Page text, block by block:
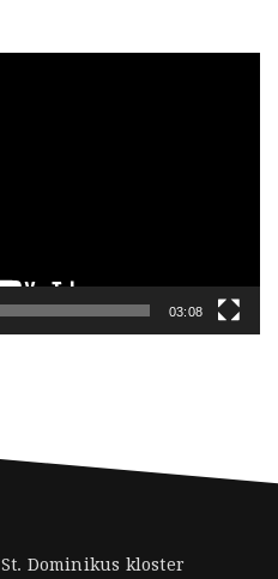
03:08
St. Dominikus kloster